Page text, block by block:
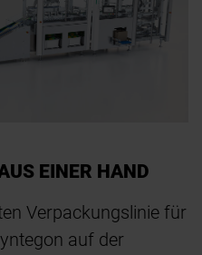
EINER HAND
Verpackungslinie für
auf der